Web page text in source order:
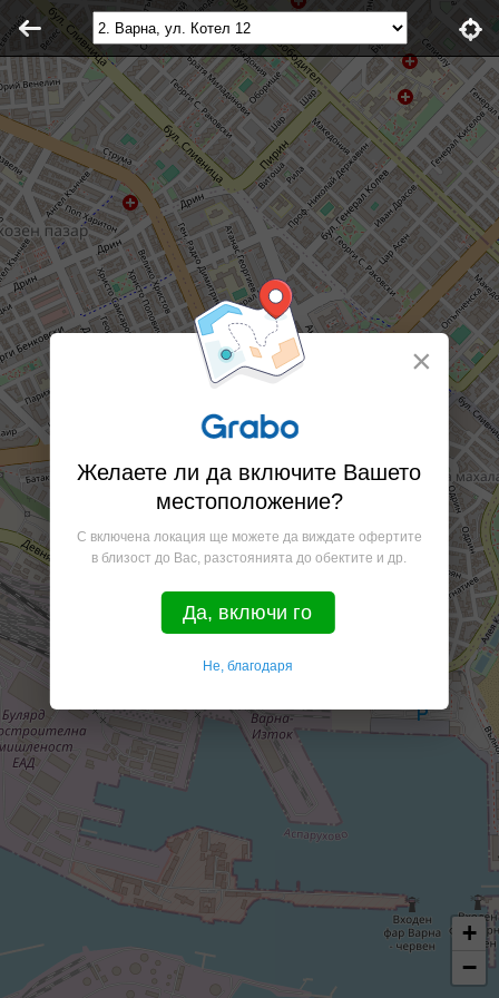
+
−
×
Желаете ли да включите Вашето
местоположение?
С включена локация ще можете да виждате офертите
в близост до Вас, разстоянията до обектите и др.
Да, включи го
Не, благодаря